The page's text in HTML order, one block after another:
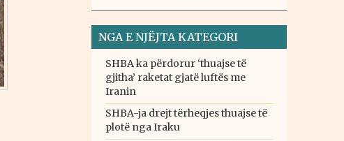
NGA E NJËJTA KATEGORI
SHBA ka përdorur ‘thuajse të
gjitha’ raketat gjatë luftës me
Iranin
SHBA-ja drejt tërheqjes thuajse të
plotë nga Iraku